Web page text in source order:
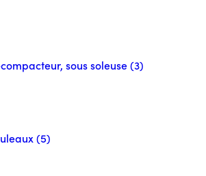
sous soleuse (3)
(5)